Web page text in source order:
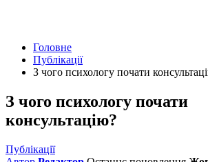
Головне
Публікації
З чого психологу почати
З чого психологу почати
консультацію?
Публікації